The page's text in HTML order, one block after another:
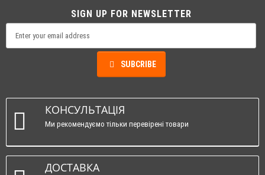
SIGN UP FOR NEWSLETTER
SUBCRIBE
КОНСУЛЬТАЦІЯ
Ми рекомендуємо тільки перевірені товари
ДОСТАВКА